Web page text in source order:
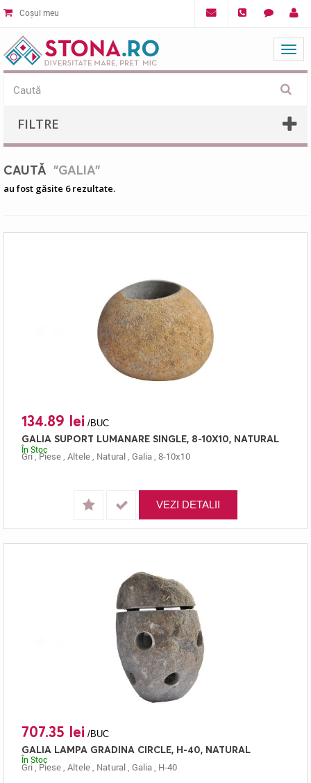
Coșul meu
FILTRE
CAUTĂ "GALIA"
au fost găsite 6 rezultate.
134.89 lei /BUC
GALIA SUPORT LUMANARE SINGLE, 8-10X10, NATURAL
Gri,Piese, Altele, Natural, Galia, 8-10x10
În Stoc
VEZI DETALII
707.35 lei /BUC
GALIA LAMPA GRADINA CIRCLE, H-40, NATURAL
Gri,Piese Altele Natural Galia H-40
În Stoc